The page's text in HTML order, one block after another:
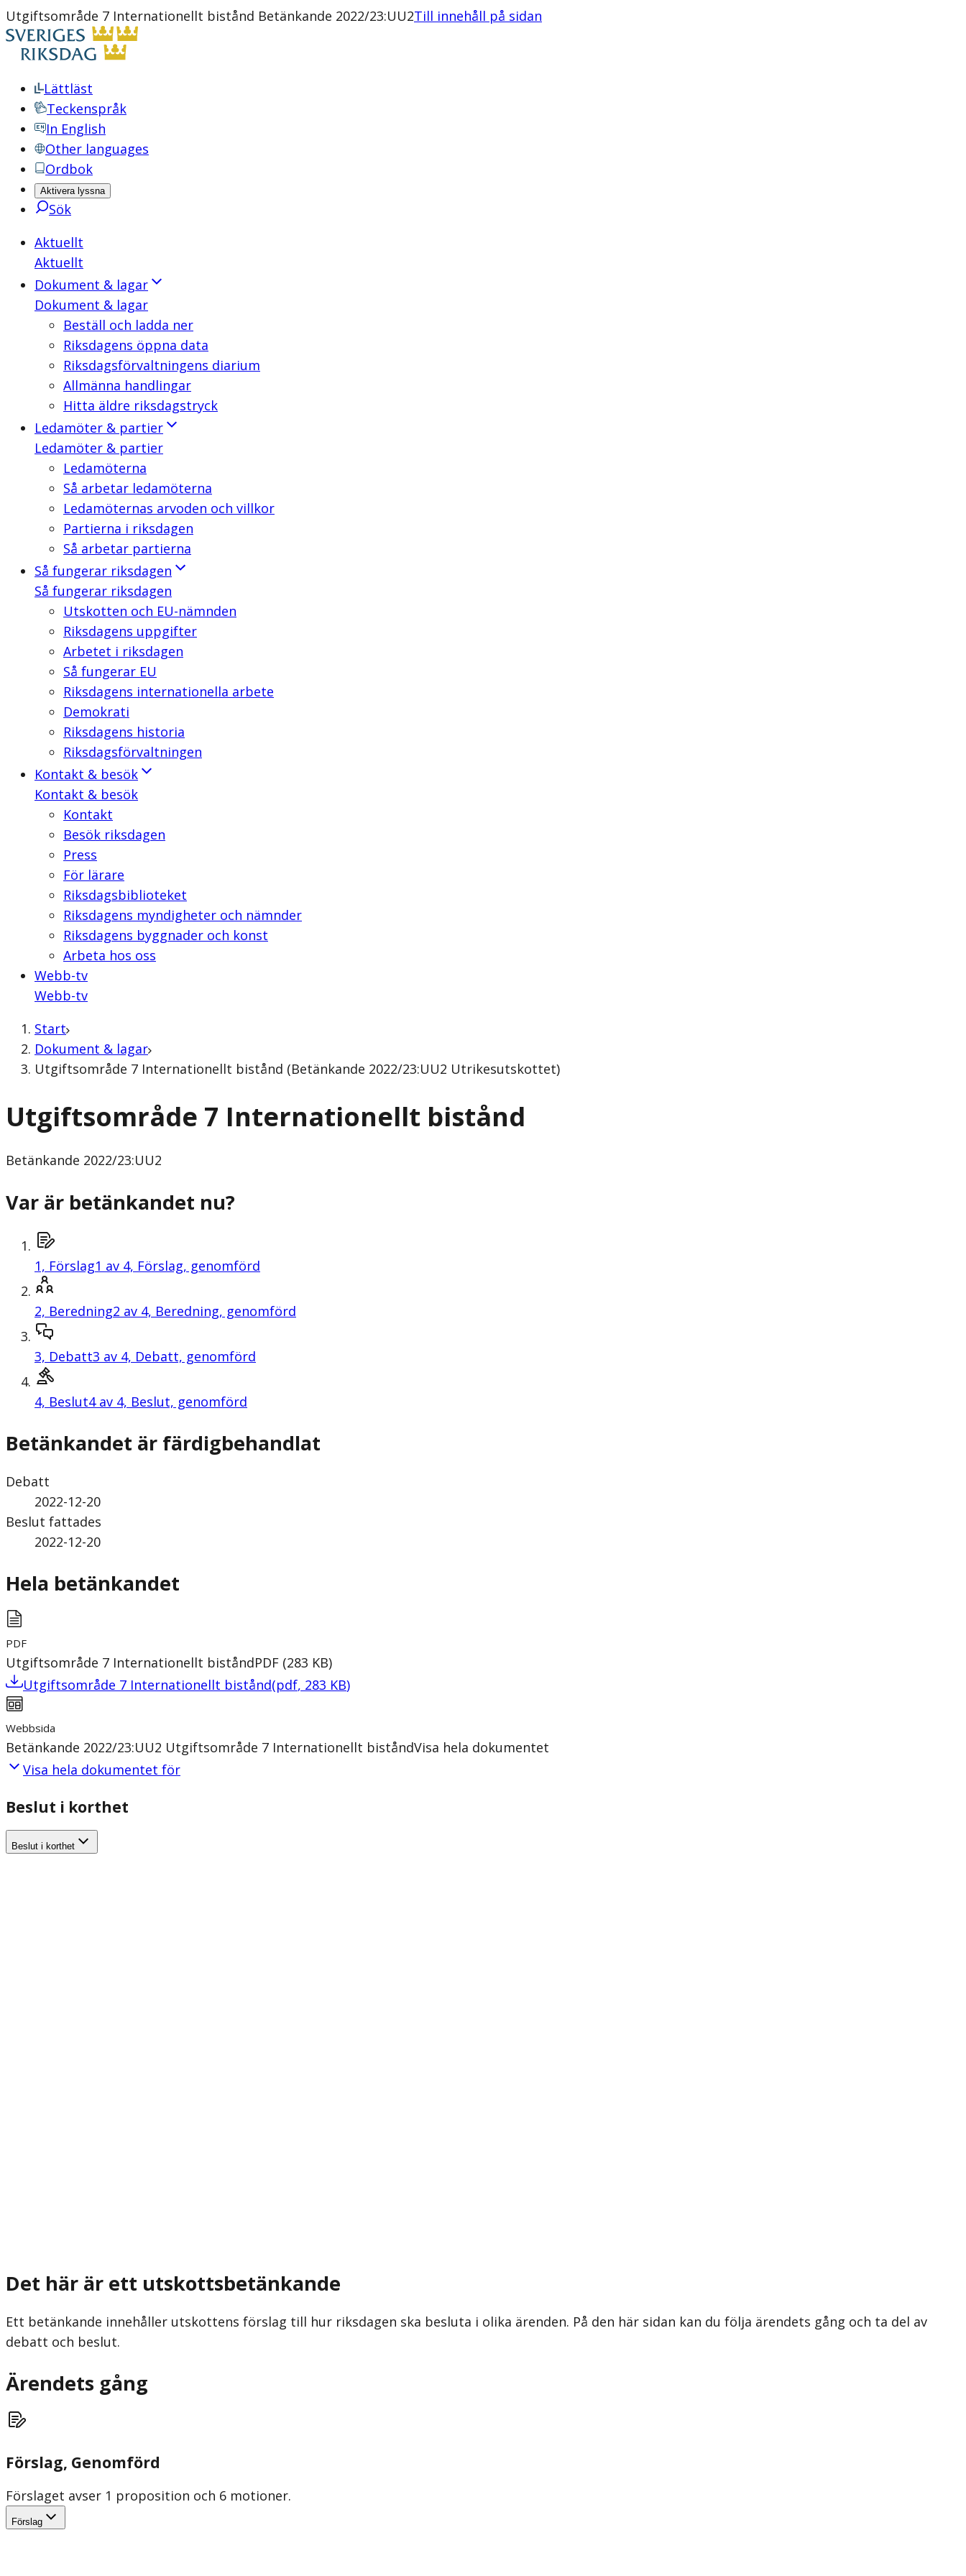
Utgiftsområde 7 Internationellt bistånd Betänkande 2022/23:UU2Till innehåll på sidan
Lättläst
Teckenspråk
In English
Other languages
Ordbok
Aktivera lyssna
Sök
Aktuellt
Aktuellt
Dokument & lagar
Dokument & lagar
Beställ och ladda ner
Riksdagens öppna data
Riksdagsförvaltningens diarium
Allmänna handlingar
Hitta äldre riksdagstryck
Ledamöter & partier
Ledamöter & partier
Ledamöterna
Så arbetar ledamöterna
Ledamöternas arvoden och villkor
Partierna i riksdagen
Så arbetar partierna
Så fungerar riksdagen
Så fungerar riksdagen
Utskotten och EU-nämnden
Riksdagens uppgifter
Arbetet i riksdagen
Så fungerar EU
Riksdagens internationella arbete
Demokrati
Riksdagens historia
Riksdagsförvaltningen
Kontakt & besök
Kontakt & besök
Kontakt
Besök riksdagen
Press
För lärare
Riksdagsbiblioteket
Riksdagens myndigheter och nämnder
Riksdagens byggnader och konst
Arbeta hos oss
Webb-tv
Webb-tv
Start
Dokument & lagar
Utgiftsområde 7 Internationellt bistånd (Betänkande 2022/23:UU2 Utrikesutskottet)
Utgiftsområde 7 Internationellt bistånd
Betänkande 2022/23:UU2
Var är betänkandet nu?
1, Förslag1 av 4, Förslag, genomförd
2, Beredning2 av 4, Beredning, genomförd
3, Debatt3 av 4, Debatt, genomförd
4, Beslut4 av 4, Beslut, genomförd
Betänkandet är färdigbehandlat
Debatt
2022-12-20
Beslut fattades
2022-12-20
Hela betänkandet
PDF
Utgiftsområde 7 Internationellt biståndPDF (283 KB)
Utgiftsområde 7 Internationellt bistånd(pdf, 283 KB)
Webbsida
Betänkande 2022/23:UU2 Utgiftsområde 7 Internationellt biståndVisa hela dokumentet
Visa hela dokumentet för
Beslut i korthet
Beslut i korthet
Det här är ett utskottsbetänkande
Ett betänkande innehåller utskottens förslag till hur riksdagen ska besluta i olika ärenden. På den här sidan kan du följa ärendets gång och ta del av
debatt och beslut.
Ärendets gång
Förslag, Genomförd
Förslaget avser 1 proposition och 6 motioner.
Förslag